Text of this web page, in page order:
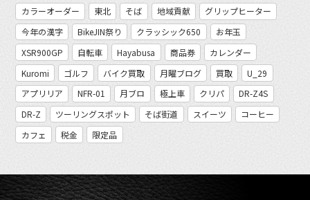
カラーオーダー
東北 そば 地域貢献
グリップヒーター
今年の漢字
BikeJIN祭り クラッシック650
お年玉
XSR900GP
自転車 Hayabusa 商品券
カレンダー
Kuromi
ゴルフ バイク買取 月曜ブログ 買取
U_29
アプリリア
NFR-01 月ブロ 極上車 クリパ
DR-Z4S
DR-Z
ツーリングスポット そば街道 スイーツ
コーヒー
カフェ
税金 限定品